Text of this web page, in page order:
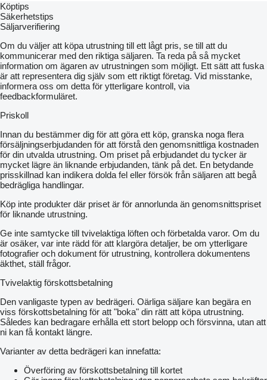
Köptips
Säkerhetstips
Säljarverifiering
Om du väljer att köpa utrustning till ett lågt pris, se till att du
kommunicerar med den riktiga säljaren. Ta reda på så mycket
information om ägaren av utrustningen som möjligt. Ett sätt att fuska
är att representera dig själv som ett riktigt företag. Vid misstanke,
informera oss om detta för ytterligare kontroll, via
feedbackformuläret.
Priskoll
Innan du bestämmer dig för att göra ett köp, granska noga flera
försäljningserbjudanden för att förstå den genomsnittliga kostnaden
för din utvalda utrustning. Om priset på erbjudandet du tycker är
mycket lägre än liknande erbjudanden, tänk på det. En betydande
prisskillnad kan indikera dolda fel eller försök från säljaren att begå
bedrägliga handlingar.
Köp inte produkter där priset är för annorlunda än genomsnittspriset
för liknande utrustning.
Ge inte samtycke till tvivelaktiga löften och förbetalda varor. Om du
är osäker, var inte rädd för att klargöra detaljer, be om ytterligare
fotografier och dokument för utrustning, kontrollera dokumentens
äkthet, ställ frågor.
Tvivelaktig förskottsbetalning
Den vanligaste typen av bedrägeri. Oärliga säljare kan begära en
viss förskottsbetalning för att "boka" din rätt att köpa utrustning.
Således kan bedragare erhålla ett stort belopp och försvinna, utan att
ni kan få kontakt längre.
Varianter av detta bedrägeri kan innefatta:
Överföring av förskottsbetalning till kortet